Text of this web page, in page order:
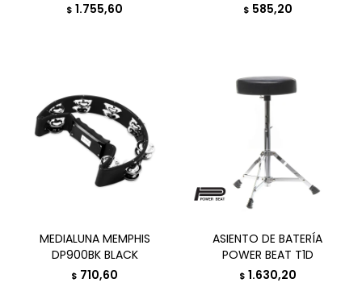
$ 1.755,60 $ 585,20
MEDIALUNA MEMPHIS
DP900BK BLACK
$ 710,60
ASIENTO DE BATERÍA
POWER BEAT T1D
$ 1.630,20